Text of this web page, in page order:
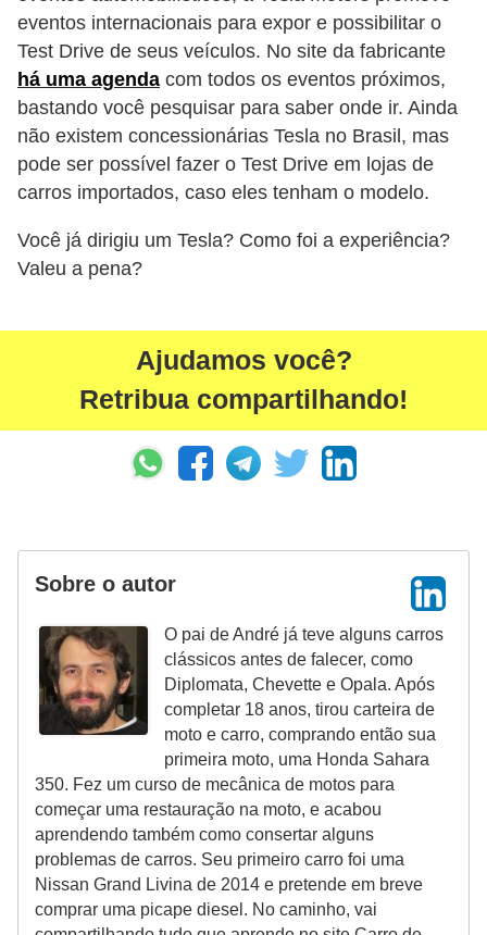
eventos internacionais para expor e possibilitar o
Test Drive de seus veículos. No site da fabricante
há uma agenda com todos os eventos próximos,
bastando você pesquisar para saber onde ir. Ainda
não existem concessionárias Tesla no Brasil, mas
pode ser possível fazer o Test Drive em lojas de
carros importados, caso eles tenham o modelo.
Você já dirigiu um Tesla? Como foi a experiência?
Valeu a pena?
Ajudamos você?
Retribua compartilhando!
Sobre o autor
O pai de André já teve alguns carros
clássicos antes de falecer, como
Diplomata, Chevette e Opala. Após
completar 18 anos, tirou carteira de
moto e carro, comprando então sua
primeira moto, uma Honda Sahara
350. Fez um curso de mecânica de motos para
começar uma restauração na moto, e acabou
aprendendo também como consertar alguns
problemas de carros. Seu primeiro carro foi uma
Nissan Grand Livina de 2014 e pretende em breve
comprar uma picape diesel. No caminho, vai